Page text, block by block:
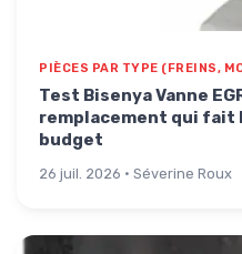
PIÈCES PAR TYPE (FREINS,
Test Bisenya Vanne
remplacement qui fait
budget
26 juil. 2026 · Séverine Roux